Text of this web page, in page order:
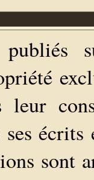
leur
sont